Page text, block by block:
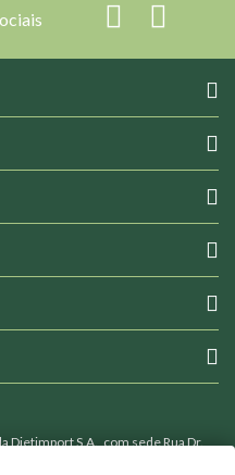
Dietimport S.A., com sede Rua Dr.